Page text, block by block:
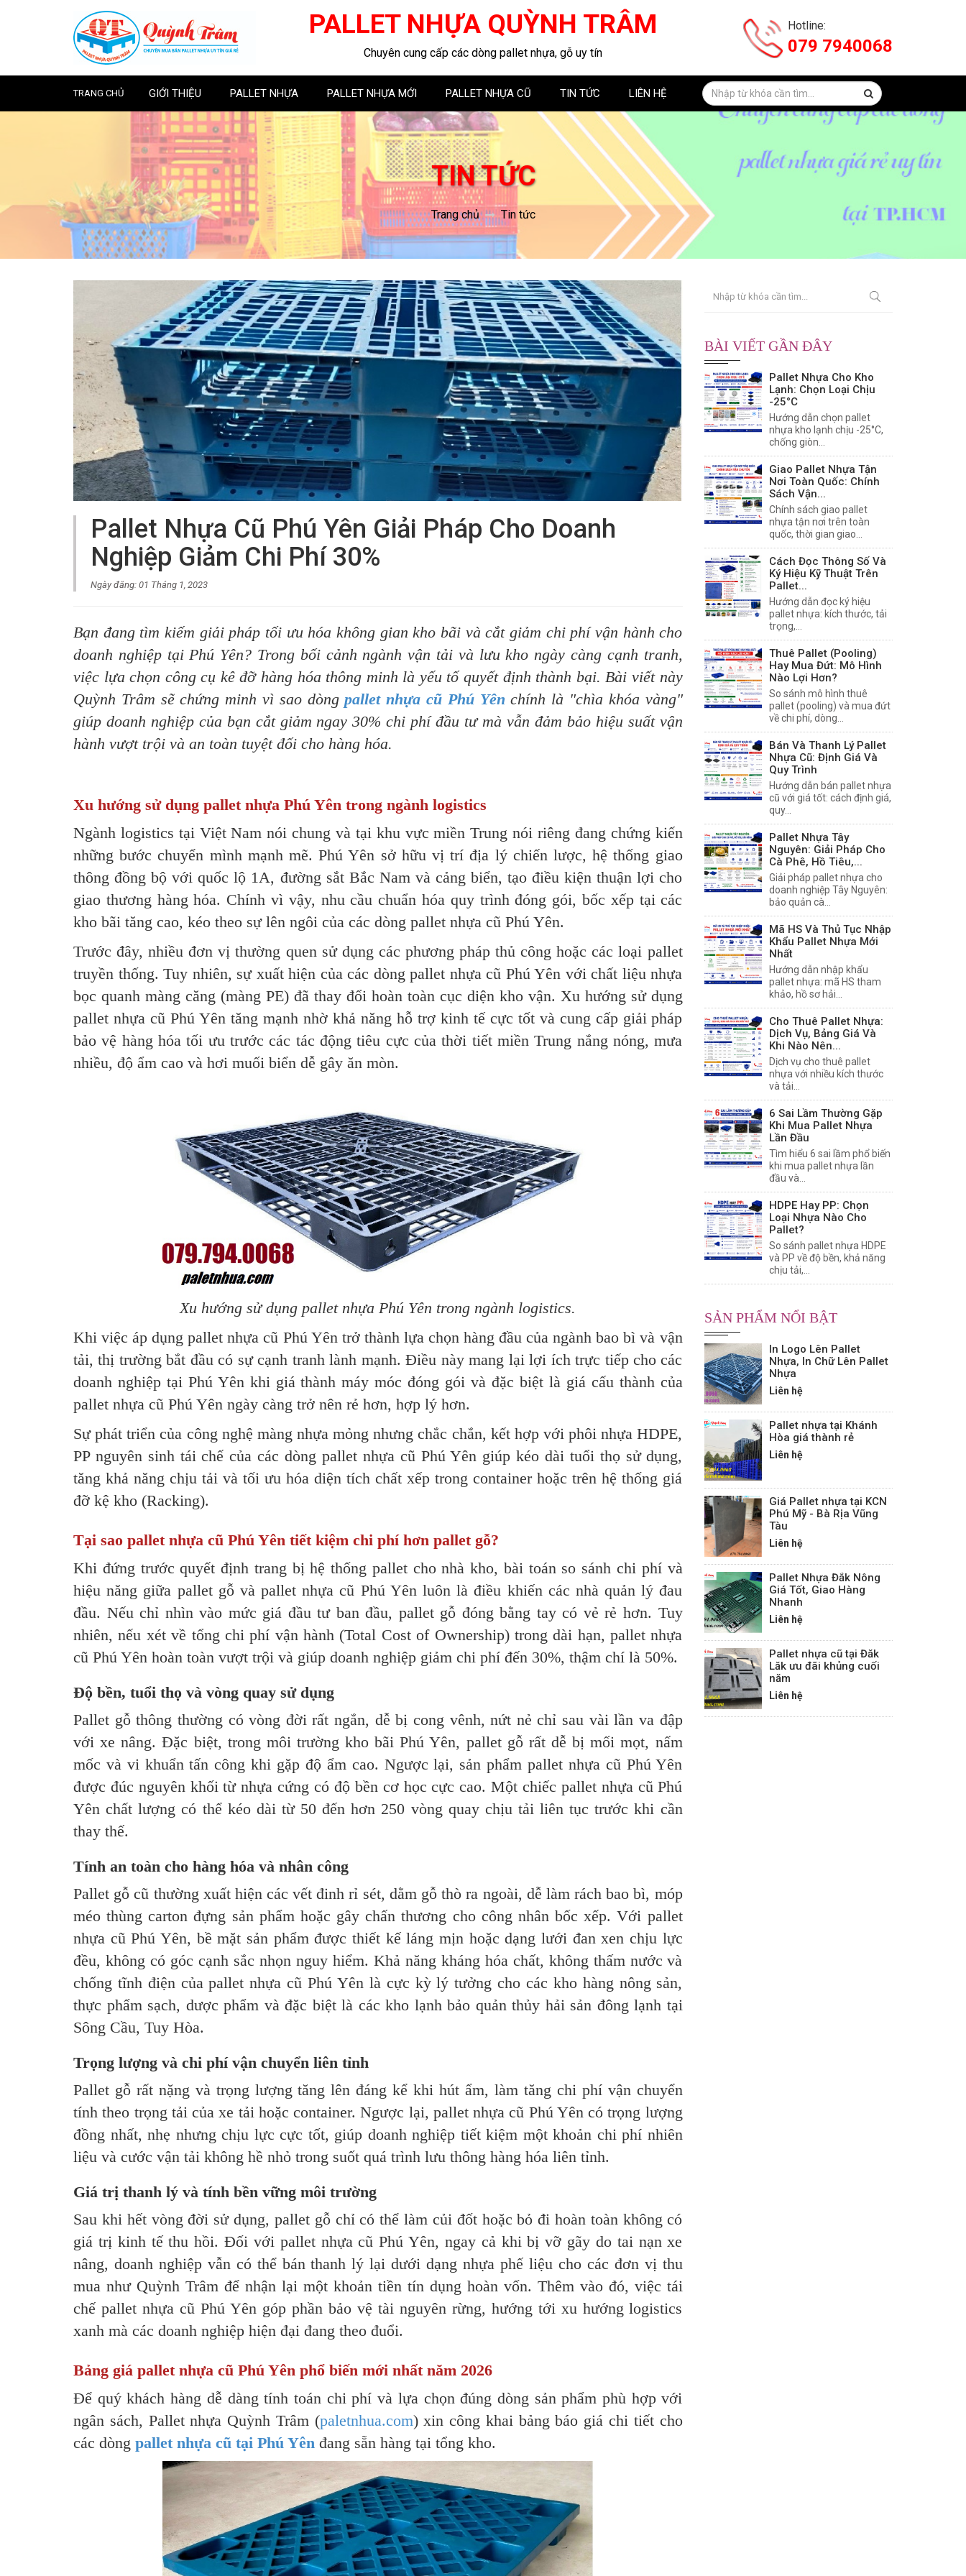
PALLET NHỰA QUỲNH TRÂM
Chuyên cung cấp các dòng pallet nhựa, gỗ uy tín
Hotline:
079 7940068
TRANG CHỦ GIỚI THIỆU PALLET NHỰA PALLET NHỰA MỚI PALLET NHỰA CŨ TIN TỨC LIÊN HỆ
TIN TỨC
Trang chủ Tin tức
Pallet Nhựa Cũ Phú Yên Giải Pháp Cho Doanh
Nghiệp Giảm Chi Phí 30%
Ngày đăng: 01 Tháng 1, 2023
Bạn đang tìm kiếm giải pháp tối ưu hóa không gian kho bãi và cắt giảm chi phí vận hành cho
doanh nghiệp tại Phú Yên? Trong bối cảnh ngành vận tải và lưu kho ngày càng cạnh tranh,
việc lựa chọn công cụ kê đỡ hàng hóa thông minh là yếu tố quyết định thành bại. Bài viết này
Quỳnh Trâm sẽ chứng minh vì sao dòngpallet nhựa cũ Phú Yên chính là "chìa khóa vàng"
giúp doanh nghiệp của bạn cắt giảm ngay 30% chi phí đầu tư mà vẫn đảm bảo hiệu suất vận
hành vượt trội và an toàn tuyệt đối cho hàng hóa.
Xu hướng sử dụng pallet nhựa Phú Yên trong ngành logistics
Ngành logistics tại Việt Nam nói chung và tại khu vực miền Trung nói riêng đang chứng kiến
những bước chuyển mình mạnh mẽ. Phú Yên sở hữu vị trí địa lý chiến lược, hệ thống giao
thông đồng bộ với quốc lộ 1A, đường sắt Bắc Nam và cảng biển, tạo điều kiện thuận lợi cho
giao thương hàng hóa. Chính vì vậy, nhu cầu chuẩn hóa quy trình đóng gói, bốc xếp tại các
kho bãi tăng cao, kéo theo sự lên ngôi của các dòng pallet nhựa cũ Phú Yên.
Trước đây, nhiều đơn vị thường quen sử dụng các phương pháp thủ công hoặc các loại pallet
truyền thống. Tuy nhiên, sự xuất hiện của các dòng pallet nhựa cũ Phú Yên với chất liệu nhựa
bọc quanh màng căng (màng PE) đã thay đổi hoàn toàn cục diện kho vận. Xu hướng sử dụng
pallet nhựa cũ Phú Yên tăng mạnh nhờ khả năng hỗ trợ kinh tế cực tốt và cung cấp giải pháp
bảo vệ hàng hóa tối ưu trước các tác động tiêu cực của thời tiết miền Trung nắng nóng, mưa
nhiều, độ ẩm cao và hơi muối biển dễ gây ăn mòn.
Xu hướng sử dụng pallet nhựa Phú Yên trong ngành logistics.​
Khi việc áp dụng pallet nhựa cũ Phú Yên trở thành lựa chọn hàng đầu của ngành bao bì và vận
tải, thị trường bắt đầu có sự cạnh tranh lành mạnh. Điều này mang lại lợi ích trực tiếp cho các
doanh nghiệp tại Phú Yên khi giá thành máy móc đóng gói và đặc biệt là giá cấu thành của
pallet nhựa cũ Phú Yên ngày càng trở nên rẻ hơn, hợp lý hơn.
Sự phát triển của công nghệ màng nhựa mỏng nhưng chắc chắn, kết hợp với phôi nhựa HDPE,
PP nguyên sinh tái chế của các dòng pallet nhựa cũ Phú Yên giúp kéo dài tuổi thọ sử dụng,
tăng khả năng chịu tải và tối ưu hóa diện tích chất xếp trong container hoặc trên hệ thống giá
đỡ kệ kho (Racking).
Tại sao pallet nhựa cũ Phú Yên tiết kiệm chi phí hơn pallet gỗ?
Khi đứng trước quyết định trang bị hệ thống pallet cho nhà kho, bài toán so sánh chi phí và
hiệu năng giữa pallet gỗ và pallet nhựa cũ Phú Yên luôn là điều khiến các nhà quản lý đau
đầu. Nếu chỉ nhìn vào mức giá đầu tư ban đầu, pallet gỗ đóng bằng tay có vẻ rẻ hơn. Tuy
nhiên, nếu xét về tổng chi phí vận hành (Total Cost of Ownership) trong dài hạn, pallet nhựa
cũ Phú Yên hoàn toàn vượt trội và giúp doanh nghiệp giảm chi phí đến 30%, thậm chí là 50%.
Độ bền, tuổi thọ và vòng quay sử dụng
Pallet gỗ thông thường có vòng đời rất ngắn, dễ bị cong vênh, nứt nẻ chỉ sau vài lần va đập
với xe nâng. Đặc biệt, trong môi trường kho bãi Phú Yên, pallet gỗ rất dễ bị mối mọt, nấm
mốc và vi khuẩn tấn công khi gặp độ ẩm cao. Ngược lại, sản phẩm pallet nhựa cũ Phú Yên
được đúc nguyên khối từ nhựa cứng có độ bền cơ học cực cao. Một chiếc pallet nhựa cũ Phú
Yên chất lượng có thể kéo dài từ 50 đến hơn 250 vòng quay chịu tải liên tục trước khi cần
thay thế.
Tính an toàn cho hàng hóa và nhân công
Pallet gỗ cũ thường xuất hiện các vết đinh rỉ sét, dằm gỗ thò ra ngoài, dễ làm rách bao bì, móp
méo thùng carton đựng sản phẩm hoặc gây chấn thương cho công nhân bốc xếp. Với pallet
nhựa cũ Phú Yên, bề mặt sản phẩm được thiết kế láng mịn hoặc dạng lưới đan xen chịu lực
đều, không có góc cạnh sắc nhọn nguy hiểm. Khả năng kháng hóa chất, không thấm nước và
chống tĩnh điện của pallet nhựa cũ Phú Yên là cực kỳ lý tưởng cho các kho hàng nông sản,
thực phẩm sạch, dược phẩm và đặc biệt là các kho lạnh bảo quản thủy hải sản đông lạnh tại
Sông Cầu, Tuy Hòa.
Trọng lượng và chi phí vận chuyển liên tỉnh
Pallet gỗ rất nặng và trọng lượng tăng lên đáng kể khi hút ẩm, làm tăng chi phí vận chuyển
tính theo trọng tải của xe tải hoặc container. Ngược lại, pallet nhựa cũ Phú Yên có trọng lượng
đồng nhất, nhẹ nhưng chịu lực cực tốt, giúp doanh nghiệp tiết kiệm một khoản chi phí nhiên
liệu và cước vận tải không hề nhỏ trong suốt quá trình lưu thông hàng hóa liên tỉnh.
Giá trị thanh lý và tính bền vững môi trường
Sau khi hết vòng đời sử dụng, pallet gỗ chỉ có thể làm củi đốt hoặc bỏ đi hoàn toàn không có
giá trị kinh tế thu hồi. Đối với pallet nhựa cũ Phú Yên, ngay cả khi bị vỡ gãy do tai nạn xe
nâng, doanh nghiệp vẫn có thể bán thanh lý lại dưới dạng nhựa phế liệu cho các đơn vị thu
mua như Quỳnh Trâm để nhận lại một khoản tiền tín dụng hoàn vốn. Thêm vào đó, việc tái
chế pallet nhựa cũ Phú Yên góp phần bảo vệ tài nguyên rừng, hướng tới xu hướng logistics
xanh mà các doanh nghiệp hiện đại đang theo đuổi.
Bảng giá pallet nhựa cũ Phú Yên phổ biến mới nhất năm 2026
Để quý khách hàng dễ dàng tính toán chi phí và lựa chọn đúng dòng sản phẩm phù hợp với
ngân sách, Pallet nhựa Quỳnh Trâm (paletnhua.com) xin công khai bảng báo giá chi tiết cho
các dòng pallet nhựa cũ tại Phú Yên đang sẵn hàng tại tổng kho.
BÀI VIẾT GẦN ĐÂY
Pallet Nhựa Cho Kho
Lạnh: Chọn Loại Chịu
-25°C
Hướng dẫn chọn pallet
nhựa kho lạnh chịu -25°C,
chống giòn...
Giao Pallet Nhựa Tận
Nơi Toàn Quốc: Chính
Sách Vận...
Chính sách giao pallet
nhựa tận nơi trên toàn
quốc, thời gian giao...
Cách Đọc Thông Số Và
Ký Hiệu Kỹ Thuật Trên
Pallet...
Hướng dẫn đọc ký hiệu
pallet nhựa: kích thước, tải
trọng,...
Thuê Pallet (Pooling)
Hay Mua Đứt: Mô Hình
Nào Lợi Hơn?
So sánh mô hình thuê
pallet (pooling) và mua đứt
về chi phí, dòng...
Bán Và Thanh Lý Pallet
Nhựa Cũ: Định Giá Và
Quy Trình
Hướng dẫn bán pallet nhựa
cũ với giá tốt: cách định giá,
quy...
Pallet Nhựa Tây
Nguyên: Giải Pháp Cho
Cà Phê, Hồ Tiêu,...
Giải pháp pallet nhựa cho
doanh nghiệp Tây Nguyên:
bảo quản cà...
Mã HS Và Thủ Tục Nhập
Khẩu Pallet Nhựa Mới
Nhất
Hướng dẫn nhập khẩu
pallet nhựa: mã HS tham
khảo, hồ sơ hải...
Cho Thuê Pallet Nhựa:
Dịch Vụ, Bảng Giá Và
Khi Nào Nên...
Dịch vụ cho thuê pallet
nhựa với nhiều kích thước
và tải...
6 Sai Lầm Thường Gặp
Khi Mua Pallet Nhựa
Lần Đầu
Tìm hiểu 6 sai lầm phổ biến
khi mua pallet nhựa lần
đầu và...
HDPE Hay PP: Chọn
Loại Nhựa Nào Cho
Pallet?
So sánh pallet nhựa HDPE
và PP về độ bền, khả năng
chịu tải,...
SẢN PHẨM NỔI BẬT
In Logo Lên Pallet
Nhựa, In Chữ Lên Pallet
Nhựa
Liên hệ
Pallet nhựa tại Khánh
Hòa giá thành rẻ
Liên hệ
Giá Pallet nhựa tại KCN
Phú Mỹ - Bà Rịa Vũng
Tàu
Liên hệ
Pallet Nhựa Đắk Nông
Giá Tốt, Giao Hàng
Nhanh
Liên hệ
Pallet nhựa cũ tại Đăk
Lăk ưu đãi khủng cuối
năm
Liên hệ